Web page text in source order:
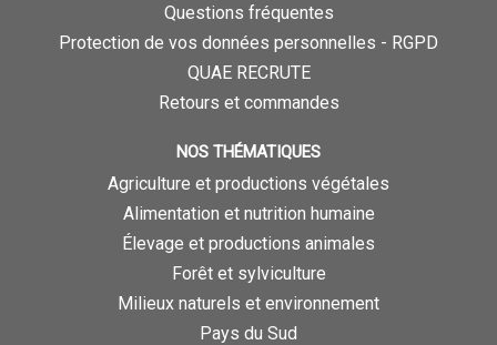
Questions fréquentes
Protection de vos données personnelles - RGPD
QUAE RECRUTE
Retours et commandes
NOS THÉMATIQUES
Agriculture et productions végétales
Alimentation et nutrition humaine
Élevage et productions animales
Forêt et sylviculture
Milieux naturels et environnement
Pays du Sud